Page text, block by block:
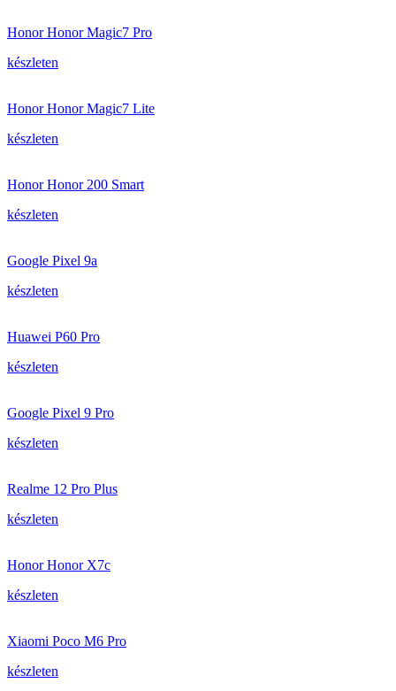
Honor Honor Magic7 Pro
készleten
Honor Honor Magic7 Lite
készleten
Honor Honor 200 Smart
készleten
Google Pixel 9a
készleten
Huawei P60 Pro
készleten
Google Pixel 9 Pro
készleten
Realme 12 Pro Plus
készleten
Honor Honor X7c
készleten
Xiaomi Poco M6 Pro
készleten